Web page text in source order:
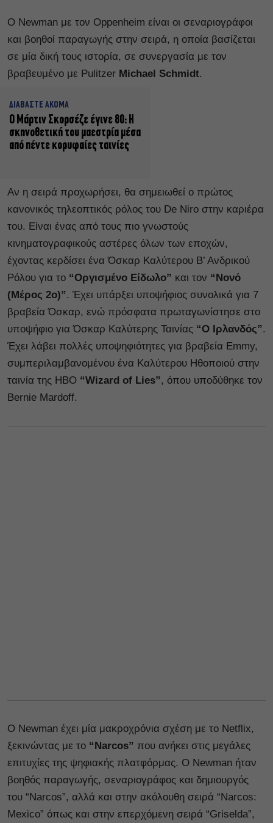
Ο Newman με τον Oppenheim είναι οι σεναριογράφοι
και βοηθοί παραγωγής στην σειρά, η οποία βασίζεται
σε μία δική τους ιστορία, σε συνεργασία με τον
βραβευμένο με Pulitzer Michael Schmidt.
ΔΙΑΒΑΣΤΕ ΑΚΟΜΑ
Ο Μάρτιν Σκορσέζε έγινε 80: Η
σκηνοθετική του μαεστρία μέσα
από πέντε κορυφαίες ταινίες
Αν η σειρά προχωρήσει, θα σημειωθεί ο πρώτος
κανονικός τηλεοπτικός ρόλος του De Niro στην καριέρα
του. Είναι ένας από τους πιο γνωστούς
κινηματογραφικούς αστέρες όλων των εποχών,
έχοντας κερδίσει ένα Όσκαρ Καλύτερου Β’ Ανδρικού
Ρόλου για το “Οργισμένο Είδωλο” και τον “Νονό
(Μέρος 2ο)”. Έχει υπάρξει υποψήφιος συνολικά για 7
βραβεία Όσκαρ, ενώ πρόσφατα πρωταγωνίστησε στο
υποψήφιο για Όσκαρ Καλύτερης Ταινίας “Ο Ιρλανδός”.
Έχει λάβει πολλές υποψηφιότητες για βραβεία Emmy,
συμπεριλαμβανομένου ένα Καλύτερου Ηθοποιού στην
ταινία της HBO “Wizard of Lies”, όπου υποδύθηκε τον
Bernie Mardoff.
Ο Newman έχει μία μακροχρόνια σχέση με το Netflix,
ξεκινώντας με το “Narcos” που ανήκει στις μεγάλες
επιτυχίες της ψηφιακής πλατφόρμας. Ο Newman ήταν
βοηθός παραγωγής, σεναριογράφος και δημιουργός
του “Narcos”, αλλά και στην ακόλουθη σειρά “Narcos:
Mexico” όπως και στην επερχόμενη σειρά “Griselda”,